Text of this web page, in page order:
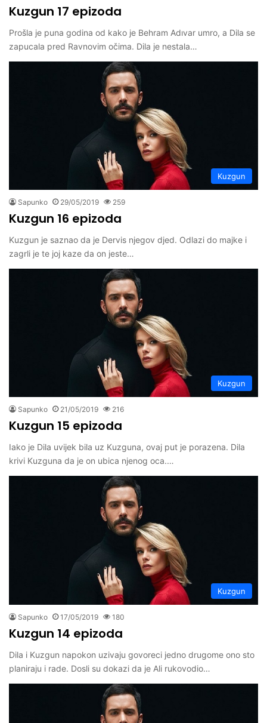
Kuzgun 17 epizoda
Prošla je puna godina od kako je Behram Adıvar umro, a Dila se
zapucala pred Ravnovim očima. Dila je nestala…
Kuzgun
Sapunko 29/05/2019 259
Kuzgun 16 epizoda
Kuzgun je saznao da je Dervis njegov djed. Odlazi do majke i
zagrli je te joj kaze da on jeste…
Kuzgun
Sapunko 21/05/2019 216
Kuzgun 15 epizoda
Iako je Dila uvijek bila uz Kuzguna, ovaj put je porazena. Dila
krivi Kuzguna da je on ubica njenog oca.…
Kuzgun
Sapunko 17/05/2019 180
Kuzgun 14 epizoda
Dila i Kuzgun napokon uzivaju govoreci jedno drugome ono sto
planiraju i rade. Dosli su dokazi da je Ali rukovodio…